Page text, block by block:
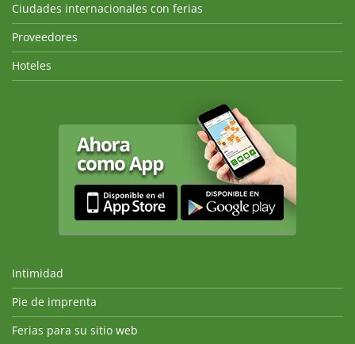
Ciudades internacionales con ferias
Proveedores
Hoteles
Intimidad
Pie de imprenta
Ferias para su sitio web